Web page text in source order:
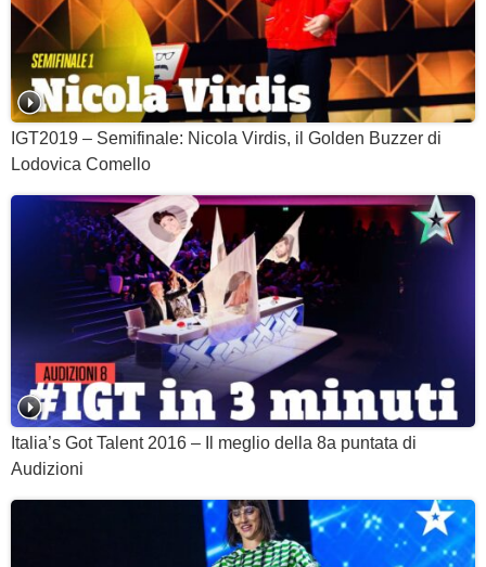
IGT2019 – Semifinale: Nicola Virdis, il Golden Buzzer di
Lodovica Comello
Italia’s Got Talent 2016 – Il meglio della 8a puntata di
Audizioni